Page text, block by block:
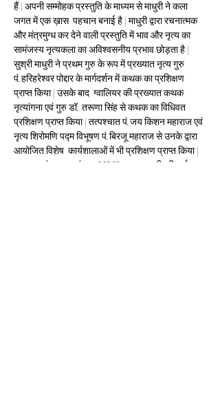
हैं | अपनी सम्मोहक प्रस्तुति के माध्यम से माधुरी ने कला
जगत में एक ख़ास  पहचान बनाई है | माधुरी द्वारा रचनात्मक
और मंत्रमुग्ध कर देने वाली प्रस्तुति में भाव और नृत्य का
सामंजस्य नृत्यकला का अविश्वसनीय प्रभाव छोड़ता है |
सुश्री माधुरी ने प्रथम गुरु के रूप में प्रख्यात नृत्य गुरु
पं.हरिहरेश्वर पोद्दार के मार्गदर्शन में कथक का प्रशिक्षण
प्राप्त किया | उसके बाद  ग्वालियर की प्रख्यात कथक
नृत्यांगना एवं गुरु डॉ. तरूणा सिंह से कथक का विधिवत
प्रशिक्षण प्राप्त किया | तत्पश्चात पं.जय किशन महाराज एवं
नृत्य शिरोमणि पद्म विभूषण पं.बिरजू महाराज से उनके द्वारा
आयोजित विशेष  कार्यशालाओं में भी प्रशिक्षण प्राप्त किया |
नृत्य गुरु पं. प्रताप पंवार (MBE) लन्दन,  श्रीमती दुर्गा